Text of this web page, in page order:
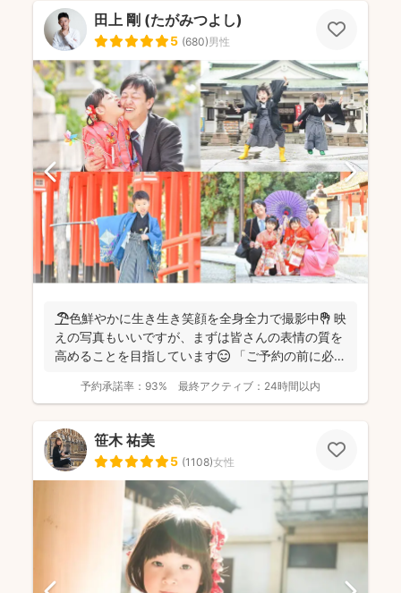
田上 剛 (たがみつよし)
5 (680)男性
🏖️色鮮やかに生き生き笑顔を全身全力で撮影中✊ 映
えの写真もいいですが、まずは皆さんの表情の質を
高めることを目指しています😊 「ご予約の前に必ず
予約承諾率： 93% 最終アクティブ： 24時間以内
笹木 祐美
5 (1108)女性